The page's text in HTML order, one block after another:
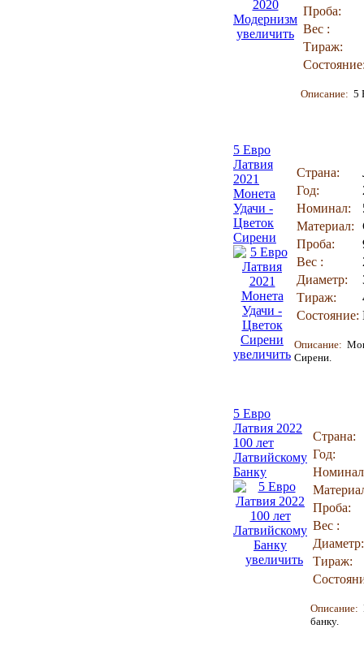
увеличить
Проба:
Вес :
Тираж:
Описание: 5
5 Евро
Латвия
2021
Монета
Удачи -
Цветок
Сирени
увеличить
Страна:
Год:
Номинал:
Материал:
Проба:
Вес :
Диаметр:
Тираж:
Состояние:
Описание:
Сирени.
5 Евро
Латвия 2022
100 лет
Латвийскому
Банку
увеличить
Страна:
Год:
Проба:
Вес :
Диаметр:
Тираж:
Описание:
банку.